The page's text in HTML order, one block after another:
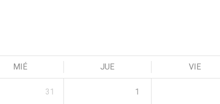
MIÉ JUE VIE
31 1